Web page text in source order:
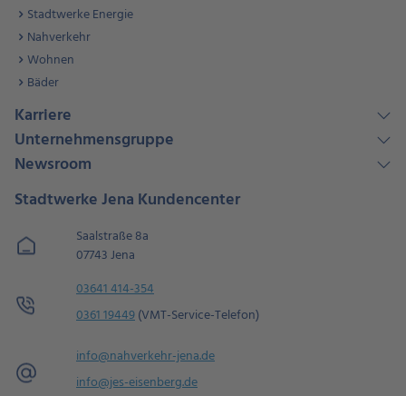
Stadtwerke Energie
Nahverkehr
Wohnen
Bäder
Karriere
Unternehmensgruppe
Newsroom
Stadtwerke Jena Kundencenter
Saalstraße 8a
07743 Jena
03641 414-354
0361 19449(VMT-Service-Telefon)
info@nahverkehr-jena.de
info@jes-eisenberg.de